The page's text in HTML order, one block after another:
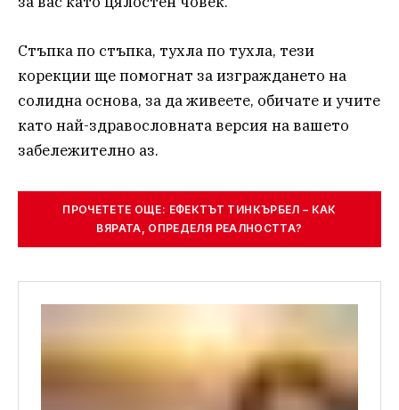
Стъпка по стъпка, тухла по тухла, тези
корекции ще помогнат за изграждането на
солидна основа, за да живеете, обичате и учите
като най-здравословната версия на вашето
забележително аз.
ПРОЧЕТЕТЕ ОЩЕ: ЕФЕКТЪТ ТИНКЪРБЕЛ – КАК
ВЯРАТА, ОПРЕДЕЛЯ РЕАЛНОСТТА?